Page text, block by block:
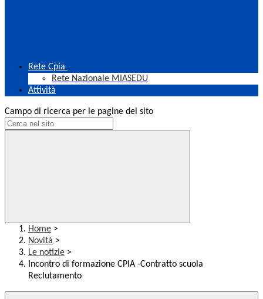
Rete Cpia
Rete Nazionale MIASEDU
Attività
Campo di ricerca per le pagine del sito
Home >
Novità >
Le notizie >
Incontro di formazione CPIA -Contratto scuola
Reclutamento